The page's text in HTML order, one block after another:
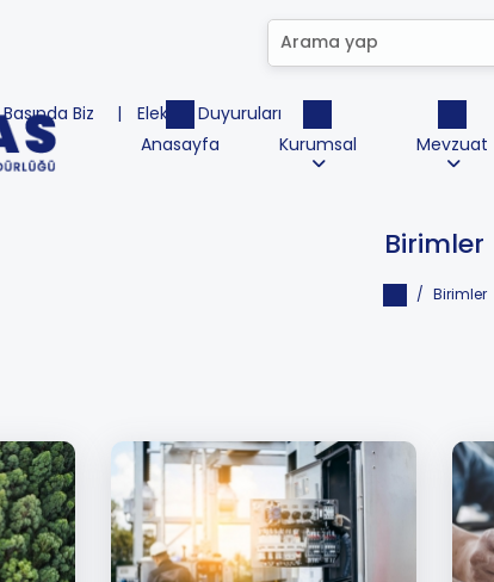
Basında Biz
Elektrik Duyuruları
Anasayfa
Kurumsal Mevzuat
Birimler
Birimler